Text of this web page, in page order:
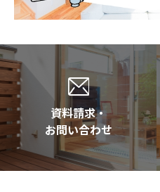
資料請求・
お問い合わせ